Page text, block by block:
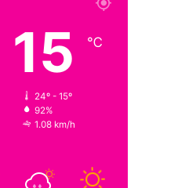
15 ℃
24º - 15º
92%
1.08 km/h